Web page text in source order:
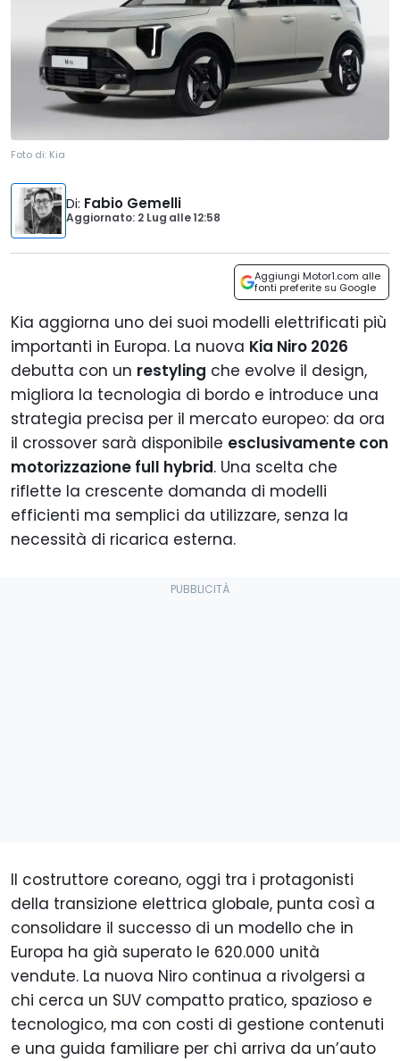
Foto di: Kia
Di: Fabio Gemelli
Aggiornato: 2 Lug alle12:58
Aggiungi Motor1.com alle
fonti preferite su Google
Kia aggiorna uno dei suoi modelli elettrificati più
importanti in Europa. La nuova Kia Niro 2026
debutta con un restyling che evolve il design,
migliora la tecnologia di bordo e introduce una
strategia precisa per il mercato europeo: da ora
il crossover sarà disponibile esclusivamente con
motorizzazione full hybrid. Una scelta che
riflette la crescente domanda di modelli
efficienti ma semplici da utilizzare, senza la
necessità di ricarica esterna.
Il costruttore coreano, oggi tra i protagonisti
della transizione elettrica globale, punta così a
consolidare il successo di un modello che in
Europa ha già superato le 620.000 unità
vendute. La nuova Niro continua a rivolgersi a
chi cerca un SUV compatto pratico, spazioso e
tecnologico, ma con costi di gestione contenuti
e una guida familiare per chi arriva da un’auto